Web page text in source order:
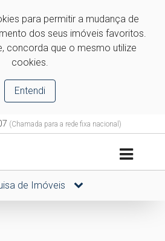
para permitir a mudança de
dos seus imóveis favoritos.
concorda que o mesmo utilize
cookies.
Entendi
(Chamada para a rede fixa nacional)
de Imóveis